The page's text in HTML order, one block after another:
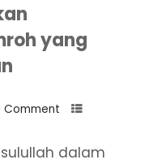
yang
Comment
dalam